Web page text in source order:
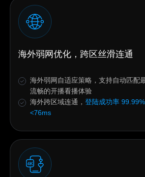
海外弱网优化，跨区丝滑连通
海外弱网自适应策略，支持自动匹配
流畅的开播看播体验
海外跨区域连通， 登陆成功率
<76ms